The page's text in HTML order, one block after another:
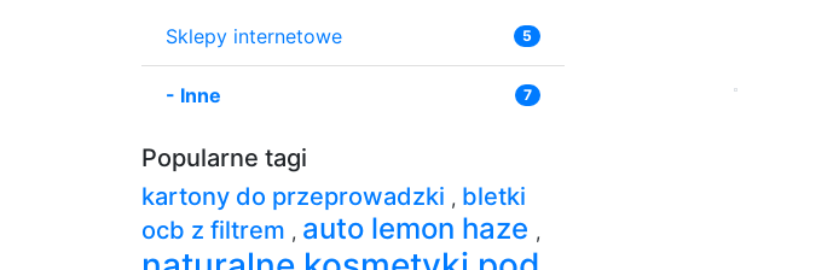
Sklepy internetowe 5
- Inne 7
Popularne tagi
kartony do przeprowadzki , bletki
ocb z filtrem , auto lemon haze ,